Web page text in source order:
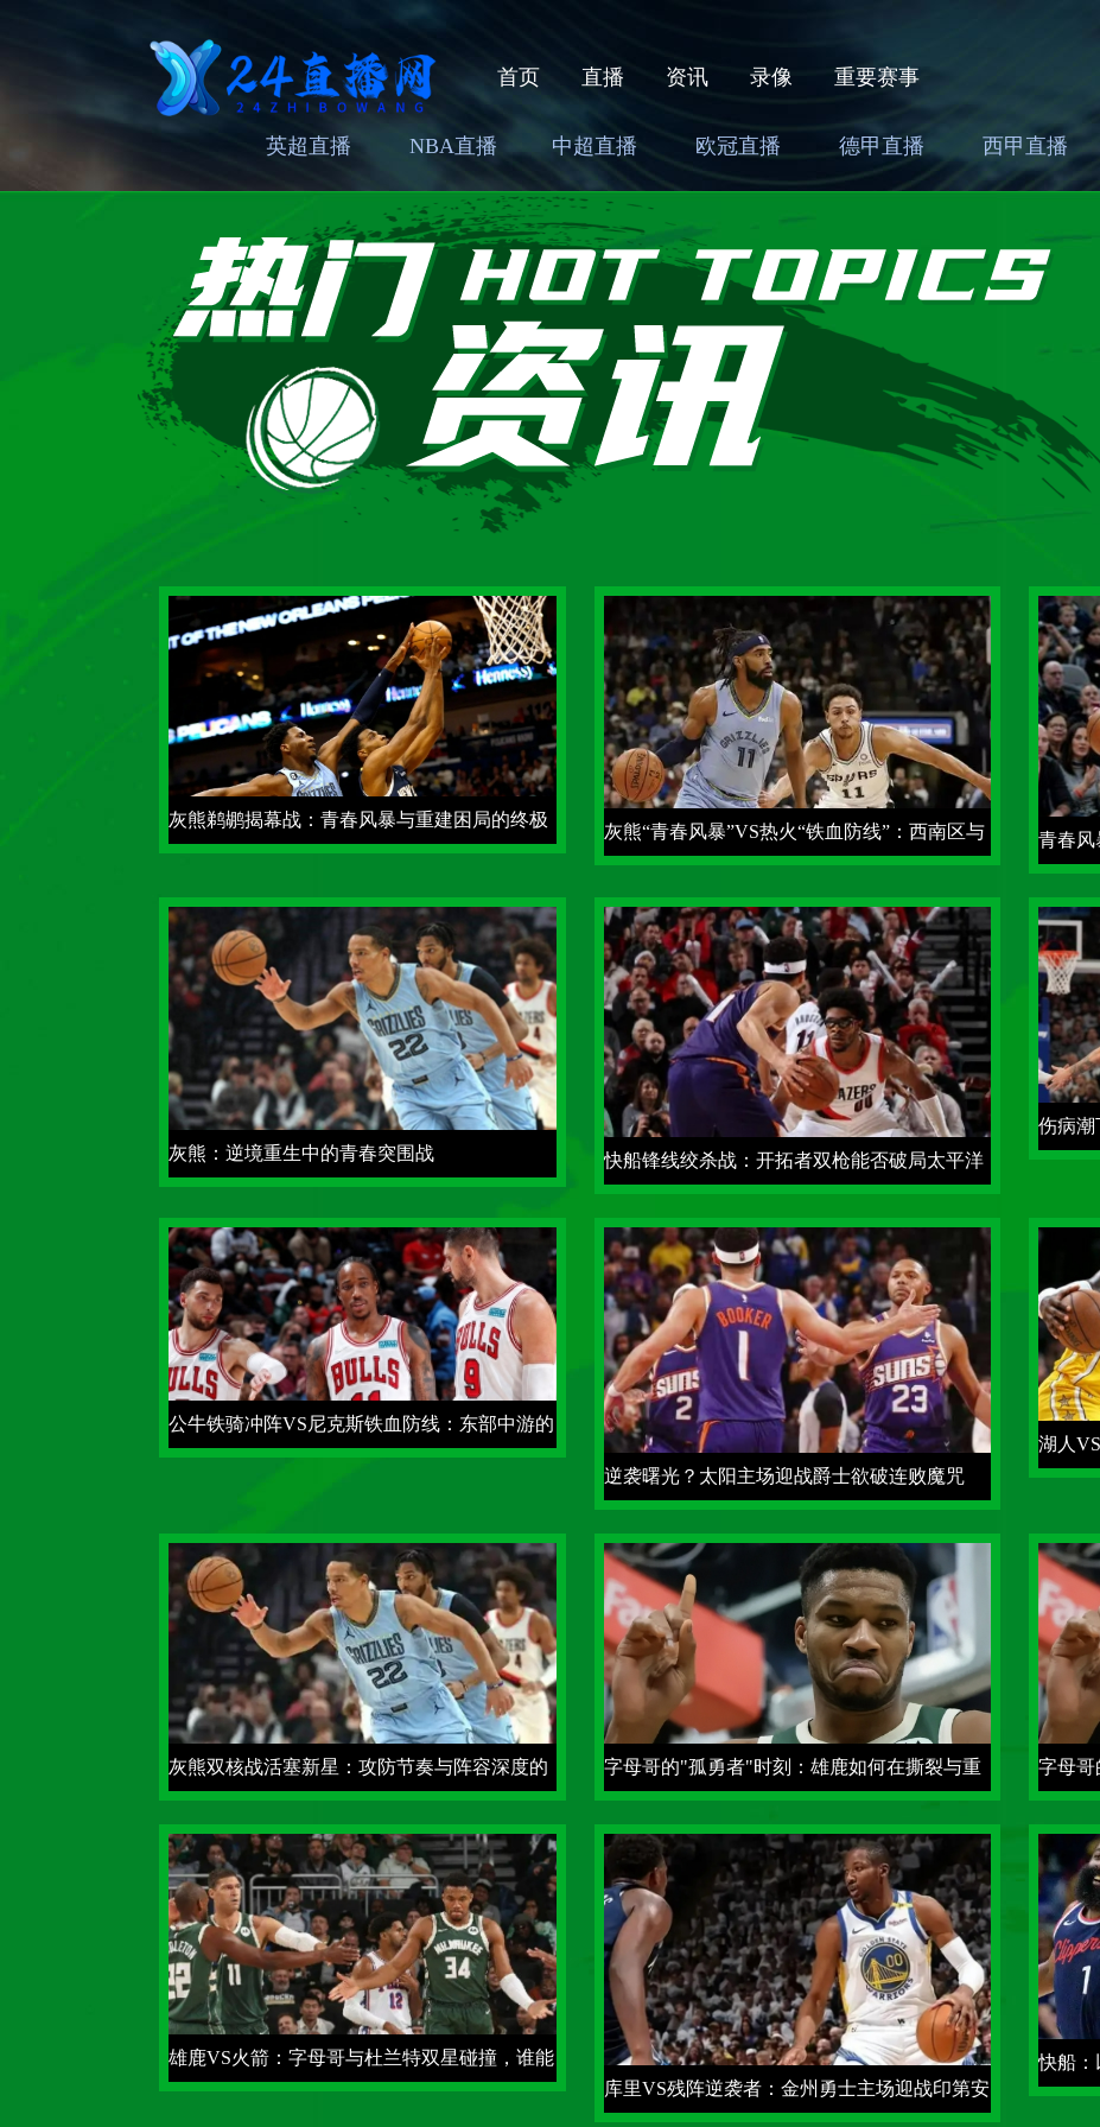
首页 直播 资讯 录像 重要赛事
英超直播 NBA直播 中超直播 欧冠直播 德甲直播 西甲直播
灰熊鹈鹕揭幕战：青春风暴与重建困局的终极
灰熊“青春风暴”VS热火“铁血防线”：西南区与 青春风
灰熊：逆境重生中的青春突围战 快船锋线绞杀战：开拓者双枪能否破局太平洋
伤病潮
公牛铁骑冲阵VS尼克斯铁血防线：东部中游的
逆袭曙光？太阳主场迎战爵士欲破连败魔咒
湖人
灰熊双核战活塞新星：攻防节奏与阵容深度的 字母哥的"孤勇者"时刻：雄鹿如何在撕裂与重 字母
雄鹿VS火箭：字母哥与杜兰特双星碰撞，谁能
库里VS残阵逆袭者：金州勇士主场迎战印第安
快船：